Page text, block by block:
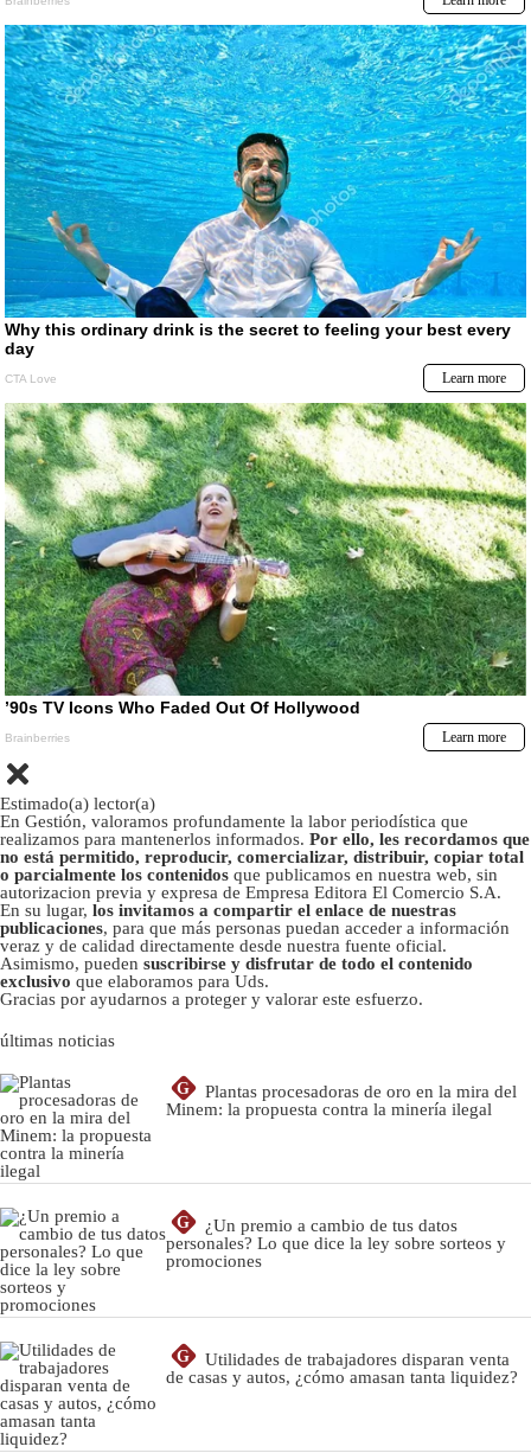
Estimado(a) lector(a)
En Gestión, valoramos profundamente la labor periodística que
realizamos para mantenerlos informados. Por ello, les recordamos que
no está permitido, reproducir, comercializar, distribuir, copiar total
o parcialmente los contenidos que publicamos en nuestra web, sin
autorizacion previa y expresa de Empresa Editora El Comercio S.A.
En su lugar, los invitamos a compartir el enlace de nuestras
publicaciones, para que más personas puedan acceder a información
veraz y de calidad directamente desde nuestra fuente oficial.
Asimismo, pueden suscribirse y disfrutar de todo el contenido
exclusivo que elaboramos para Uds.
Gracias por ayudarnos a proteger y valorar este esfuerzo.
últimas noticias
G
Plantas procesadoras de oro en la mira del
Minem: la propuesta contra la minería ilegal
G
¿Un premio a cambio de tus datos
personales? Lo que dice la ley sobre sorteos y
promociones
G
Utilidades de trabajadores disparan venta
de casas y autos, ¿cómo amasan tanta liquidez?